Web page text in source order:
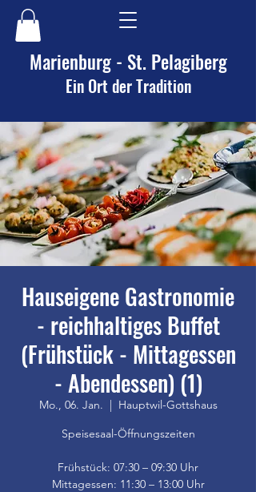
Marienburg - St. Pelagiberg
Ein Ort der Tradition
Hauseigene Gastronomie
- reichhaltiges Buffet
(Frühstück - Mittagessen
- Abendessen) (1)
Mo., 06. Jan.
  |
Hauptwil-Gottshaus
Speisesaal-Öffnungszeiten
Frühstück: 07:30 – 09:30 Uhr
Mittagessen: 11:30 – 13:00 Uhr